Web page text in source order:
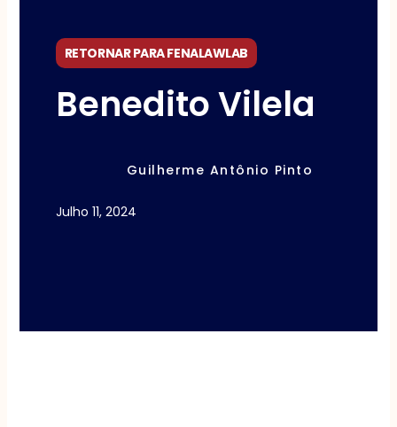
RETORNAR PARA FENALAWLAB
Benedito Vilela
Guilherme Antônio Pinto
Julho 11, 2024